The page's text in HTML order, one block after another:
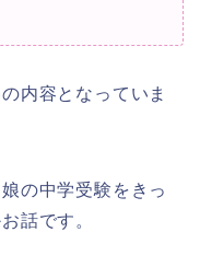
内容となっていま
の中学受験をきっ
話です。